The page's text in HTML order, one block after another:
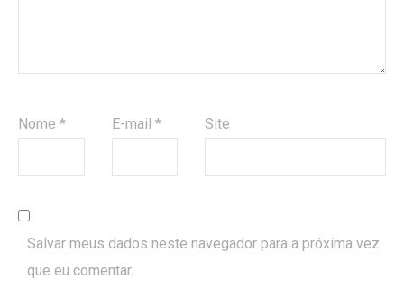
Nome * E-mail * Site
Salvar meus dados neste navegador para a próxima vez
que eu comentar.